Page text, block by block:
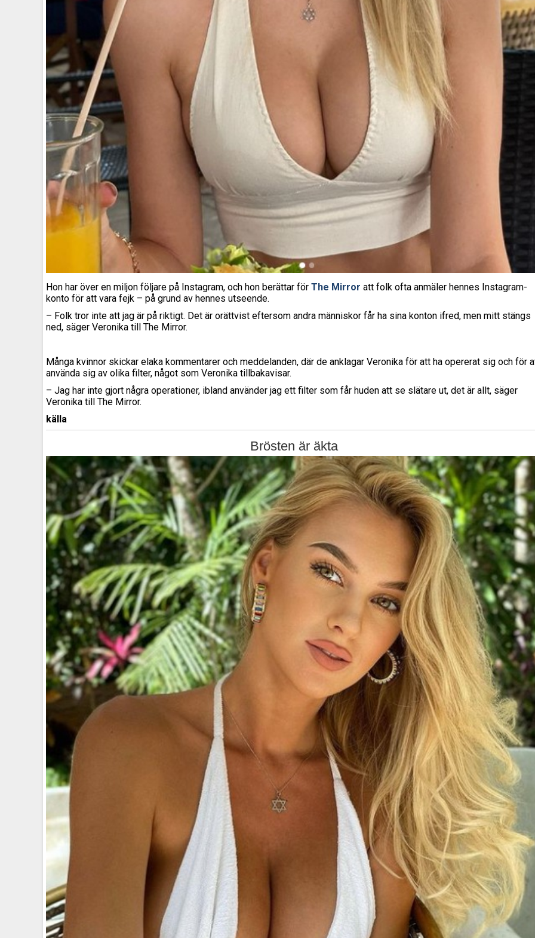
Hon har över en miljon följare på Instagram, och hon berättar för The Mirror att folk ofta anmäler hennes Instagram-
konto för att vara fejk – på grund av hennes utseende.
– Folk tror inte att jag är på riktigt. Det är orättvist eftersom andra människor får ha sina konton ifred, men mitt stängs
ned, säger Veronika till The Mirror.
Många kvinnor skickar elaka kommentarer och meddelanden, där de anklagar Veronika för att ha opererat sig och för
använda sig av olika filter, något som Veronika tillbakavisar.
– Jag har inte gjort några operationer, ibland använder jag ett filter som får huden att se slätare ut, det är allt, säger
Veronika till The Mirror.
källa
Brösten är äkta